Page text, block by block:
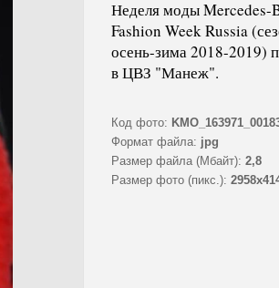
Неделя моды Mercedes-
Fashion Week Russia
осень-зима 2018-2019)
в ЦВЗ "Манеж".
Код фото:
Формат файла: jpg
Размер файла (Мбайт): 2,8
Размер фото (пикс.):